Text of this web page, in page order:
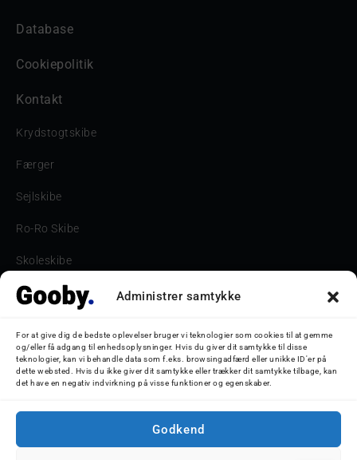
Administrer samtykke
For at give dig de bedste oplevelser bruger vi teknologier som cookies til at gemme
og/eller få adgang til enhedsoplysninger. Hvis du giver dit samtykke til disse
teknologier, kan vi behandle data som f.eks. browsingadfærd eller unikke ID'er på
dette websted. Hvis du ikke giver dit samtykke eller trækker dit samtykke tilbage, kan
det have en negativ indvirkning på visse funktioner og egenskaber.
Godkend
Database
Cookiepolitik
Kontakt
Krydstogtskibe
Færger
Sejlskibe
Ro-Ro Skibe
Skoleskibe
Havne & Turbåde samt restaurantionsskibe
Bilskib
Storebæltsbroen